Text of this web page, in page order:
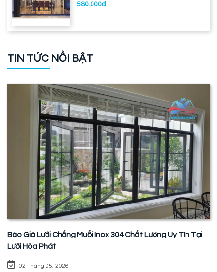
580.000đ
TIN TỨC NỔI BẬT
Báo Giá Lưới Chống Muỗi Inox 304 Chất Lượng Uy Tín Tại
Lưới Hòa Phát
02 Tháng 05, 2026